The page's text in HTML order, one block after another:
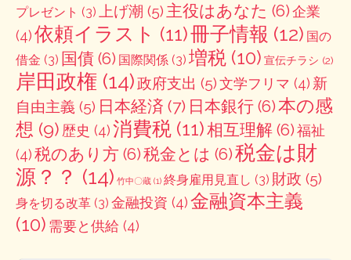
プレゼント (3) 上げ潮 (5) 主役はあなた (6)企業
(4)依頼イラスト (11)冊子情報 (12) 国の
借金 (3) 国債 (6) 国際関係 (3) 増税 (10) 宣伝チラシ (2)
岸田政権 (14)政府支出 (5)文学フリマ (4) 新
自由主義 (5) 日本経済 (7) 日本銀行 (6)本の感
想 (9) 歴史 (4)消費税 (11)相互理解 (6)福祉
(4)税のあり方 (6)税金とは (6)税金は財
源？？ (14) 竹中〇蔵 (1) 終身雇用見直し (3) 財政 (5)
身を切る改革 (3) 金融投資 (4)金融資本主義
(10) 需要と供給 (4)